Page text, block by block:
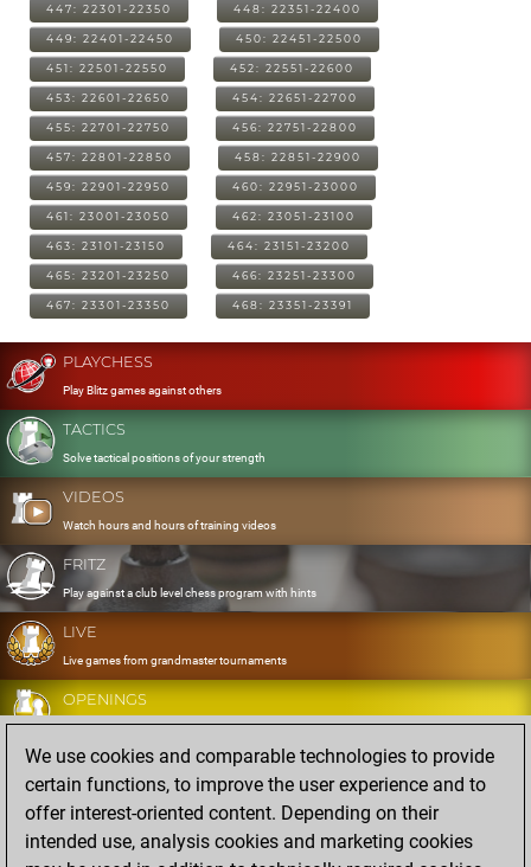
447: 22301-22350 448: 22351-22400
449: 22401-22450 450: 22451-22500
451: 22501-22550 452: 22551-22600
453: 22601-22650 454: 22651-22700
455: 22701-22750 456: 22751-22800
457: 22801-22850 458: 22851-22900
459: 22901-22950 460: 22951-23000
461: 23001-23050 462: 23051-23100
463: 23101-23150 464: 23151-23200
465: 23201-23250 466: 23251-23300
467: 23301-23350 468: 23351-23391
PLAYCHESS
Play Blitz games against others
TACTICS
Solve tactical positions of your strength
VIDEOS
Watch hours and hours of training videos
FRITZ
Play against a club level chess program with hints
LIVE
Live games from grandmaster tournaments
OPENINGS
Develop and exercise your openings
DATABASE
Eight million strong games
MYGAMES
Store and analyse your own games in the cloud
We use cookies and comparable technologies to provide
certain functions, to improve the user experience and to
offer interest-oriented content. Depending on their
intended use, analysis cookies and marketing cookies